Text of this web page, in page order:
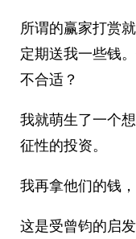
所谓的赢家打赏
定期送我一些钱
不合适？
我就萌生了一个
征性的投资。
我再拿他们的钱
这是受曾钧的启